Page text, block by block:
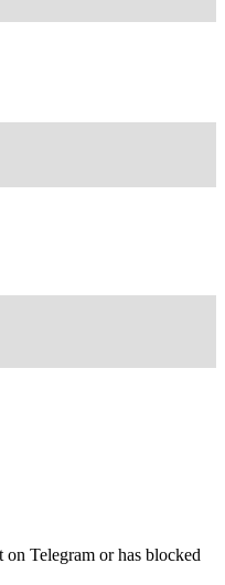
on Telegram or has blocked